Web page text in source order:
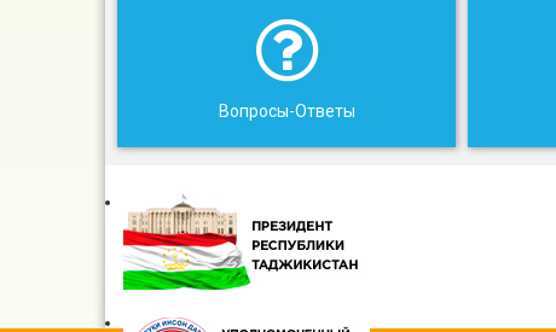
Вопросы-Ответы